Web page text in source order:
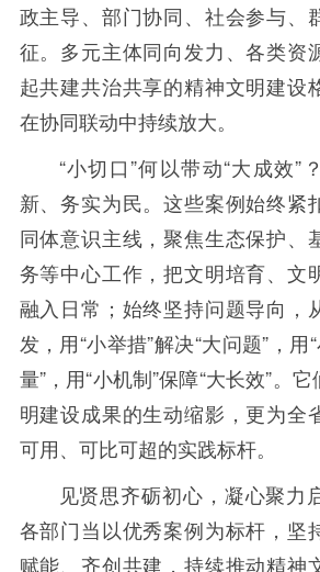
政主导、部门协同、社会参与、
征。多元主体同向发力、各类资
起共建共治共享的精神文明建设
在协同联动中持续放大。
“小切口”何以带动“大成效”
新、务实为民。这些案例始终紧
同体意识主线，聚焦生态保护、
务等中心工作，把文明培育、文
融入日常；始终坚持问题导向，
发，用“小举措”解决“大问题”，用
量”，用“小机制”保障“大长效”。
明建设成果的生动缩影，更为全
可用、可比可超的实践标杆。
见贤思齐砺初心，凝心聚力
各部门当以优秀案例为标杆，坚
赋能、齐创共建，持续推动精神